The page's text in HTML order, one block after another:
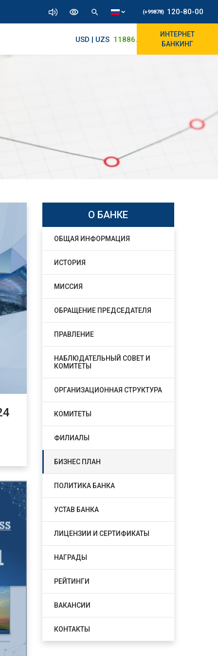
(+99878) 120-80-00
USD | UZS 11886.72 11830/11965
ИНТЕРНЕТ
БАНКИНГ
О БАНКЕ
ОБЩАЯ ИНФОРМАЦИЯ
ИСТОРИЯ
МИССИЯ
ОБРАЩЕНИЕ ПРЕДСЕДАТЕЛЯ
ПРАВЛЕНИЕ
НАБЛЮДАТЕЛЬНЫЙ СОВЕТ И
КОМИТЕТЫ
ОРГАНИЗАЦИОННАЯ СТРУКТУРА
КОМИТЕТЫ
ФИЛИАЛЫ
БИЗНЕС ПЛАН
ПОЛИТИКА БАНКА
УСТАВ БАНКА
ЛИЦЕНЗИИ И СЕРТИФИКАТЫ
НАГРАДЫ
РЕЙТИНГИ
ВАКАНСИИ
КОНТАКТЫ